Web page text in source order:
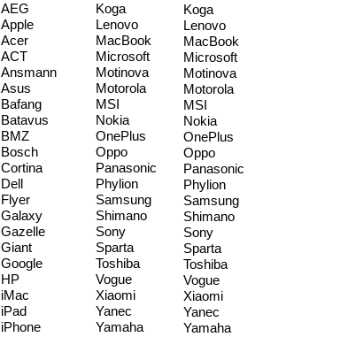
AEG
Apple
Acer
ACT
Ansmann
Asus
Bafang
Batavus
BMZ
Bosch
Cortina
Dell
Flyer
Galaxy
Gazelle
Giant
Google
HP
iMac
iPad
iPhone
Koga
Lenovo
MacBook
Microsoft
Motinova
Motorola
MSI
Nokia
OnePlus
Oppo
Panasonic
Phylion
Samsung
Shimano
Sony
Sparta
Toshiba
Vogue
Xiaomi
Yanec
Yamaha
Koga
Lenovo
MacBook
Microsoft
Motinova
Motorola
MSI
Nokia
OnePlus
Oppo
Panasonic
Phylion
Samsung
Shimano
Sony
Sparta
Toshiba
Vogue
Xiaomi
Yanec
Yamaha